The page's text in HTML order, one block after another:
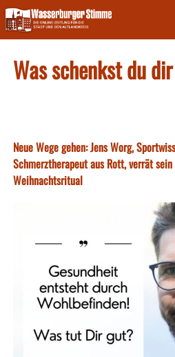
Skip
to
content
Was schenkst du
Neue Wege gehen: Jens Worg,
Schmerztherapeut aus Rott, verrät
Weihnachtsritual